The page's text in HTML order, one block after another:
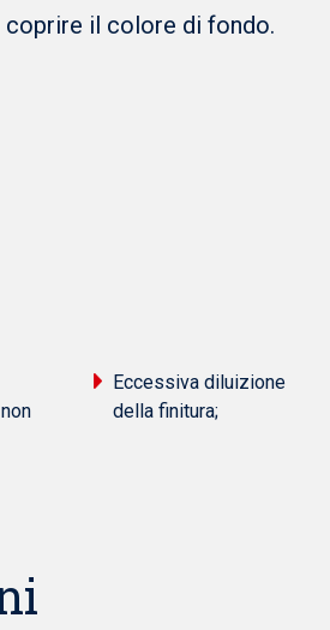
coprire il colore di fondo.
Eccessiva diluizione
della finitura;